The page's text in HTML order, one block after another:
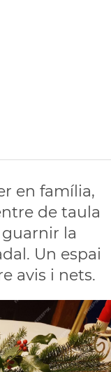
en família,
de taula
la
Un espai
avis i nets.